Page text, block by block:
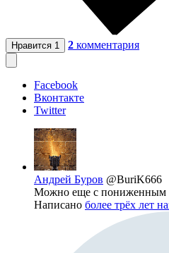
Нравится 1 2 комментария
Facebook
Вконтакте
Twitter
Андрей Буров @BuriK666
Можно еще с пониженным
Написано более трёх лет